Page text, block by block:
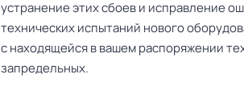
устранение этих сбоев и исправление
технических испытаний нового
с находящейся в вашем распоряжении
запредельных.